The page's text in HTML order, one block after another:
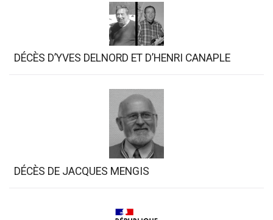
DÉCÈS D’YVES DELNORD ET D’HENRI CANAPLE
DÉCÈS DE JACQUES MENGIS